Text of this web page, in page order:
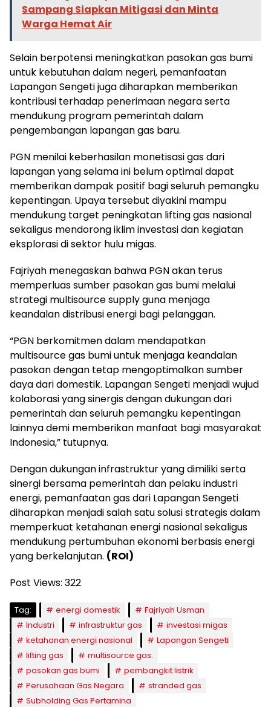
Sampang Siapkan Mitigasi dan Minta
Warga Hemat Air
Selain berpotensi meningkatkan pasokan gas bumi
untuk kebutuhan dalam negeri, pemanfaatan
Lapangan Sengeti juga diharapkan memberikan
kontribusi terhadap penerimaan negara serta
mendukung program pemerintah dalam
pengembangan lapangan gas baru.
PGN menilai keberhasilan monetisasi gas dari
lapangan yang selama ini belum optimal dapat
memberikan dampak positif bagi seluruh pemangku
kepentingan. Upaya tersebut diyakini mampu
mendukung target peningkatan lifting gas nasional
sekaligus mendorong iklim investasi dan kegiatan
eksplorasi di sektor hulu migas.
Fajriyah menegaskan bahwa PGN akan terus
memperluas sumber pasokan gas bumi melalui
strategi multisource supply guna menjaga
keandalan distribusi energi bagi pelanggan.
“PGN berkomitmen dalam mendapatkan
multisource gas bumi untuk menjaga keandalan
pasokan dengan tetap mengoptimalkan sumber
daya dari domestik. Lapangan Sengeti menjadi wujud
kolaborasi yang sinergis dengan dukungan dari
pemerintah dan seluruh pemangku kepentingan
lainnya demi memberikan manfaat bagi masyarakat
Indonesia,” tutupnya.
Dengan dukungan infrastruktur yang dimiliki serta
sinergi bersama pemerintah dan pelaku industri
energi, pemanfaatan gas dari Lapangan Sengeti
diharapkan menjadi salah satu solusi strategis dalam
memperkuat ketahanan energi nasional sekaligus
mendukung pertumbuhan ekonomi berbasis energi
yang berkelanjutan. (ROI)
Post Views: 322
Tag: energi domestik
Fajriyah Usman
Industri
infrastruktur gas
investasi migas
ketahanan energi nasional
Lapangan Sengeti
lifting gas
multisource gas.
pasokan gas bumi
pembangkit listrik
Perusahaan Gas Negara
stranded gas
Subholding Gas Pertamina